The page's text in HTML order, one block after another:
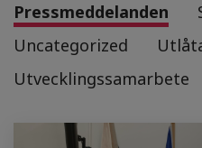
Pressmeddelanden
Uncategorized
Utvecklingssamarbete